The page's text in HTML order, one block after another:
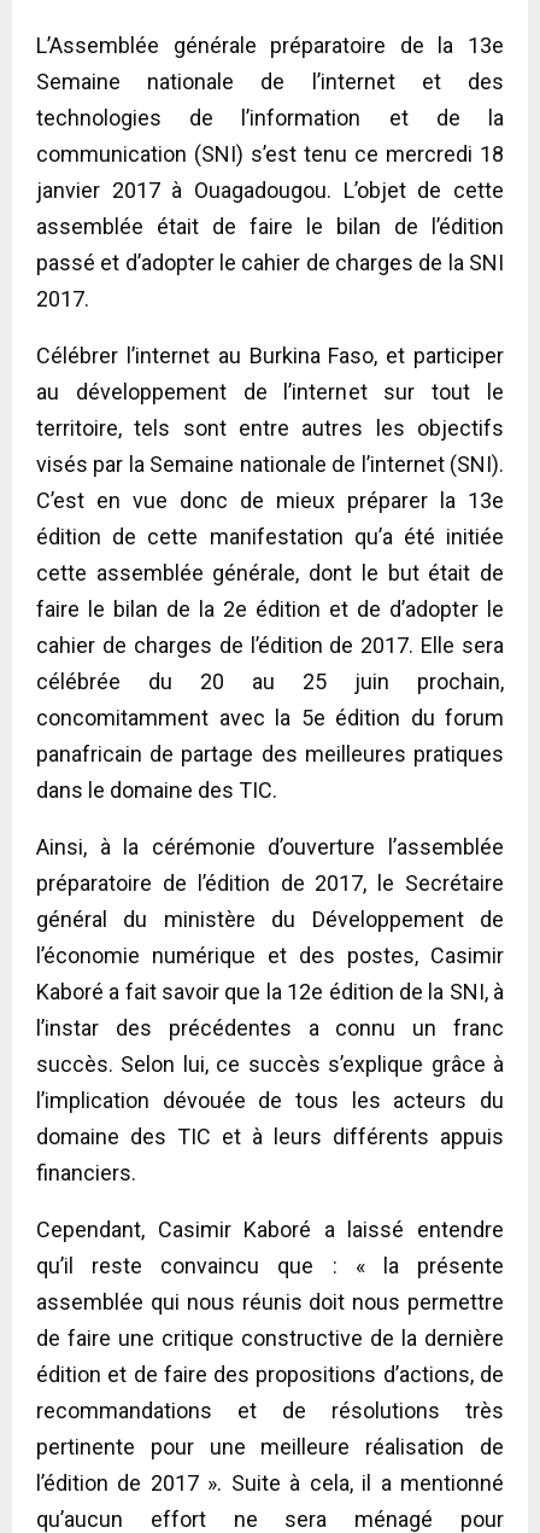
L’Assemblée générale préparatoire de la 13e
Semaine nationale de l’internet et des
technologies de l’information et de la
communication (SNI) s’est tenu ce mercredi 18
janvier 2017 à Ouagadougou. L’objet de cette
assemblée était de faire le bilan de l’édition
passé et d’adopter le cahier de charges de la SNI
2017.
Célébrer l’internet au Burkina Faso, et participer
au développement de l’internet sur tout le
territoire, tels sont entre autres les objectifs
visés par la Semaine nationale de l’internet (SNI).
C’est en vue donc de mieux préparer la 13e
édition de cette manifestation qu’a été initiée
cette assemblée générale, dont le but était de
faire le bilan de la 2e édition et de d’adopter le
cahier de charges de l’édition de 2017. Elle sera
célébrée du 20 au 25 juin prochain,
concomitamment avec la 5e édition du forum
panafricain de partage des meilleures pratiques
dans le domaine des TIC.
Ainsi, à la cérémonie d’ouverture l’assemblée
préparatoire de l’édition de 2017, le Secrétaire
général du ministère du Développement de
l’économie numérique et des postes, Casimir
Kaboré a fait savoir que la 12e édition de la SNI, à
l’instar des précédentes a connu un franc
succès. Selon lui, ce succès s’explique grâce à
l’implication dévouée de tous les acteurs du
domaine des TIC et à leurs différents appuis
financiers.
Cependant, Casimir Kaboré a laissé entendre
qu’il reste convaincu que : « la présente
assemblée qui nous réunis doit nous permettre
de faire une critique constructive de la dernière
édition et de faire des propositions d’actions, de
recommandations et de résolutions très
pertinente pour une meilleure réalisation de
l’édition de 2017 ». Suite à cela, il a mentionné
qu’aucun effort ne sera ménagé pour